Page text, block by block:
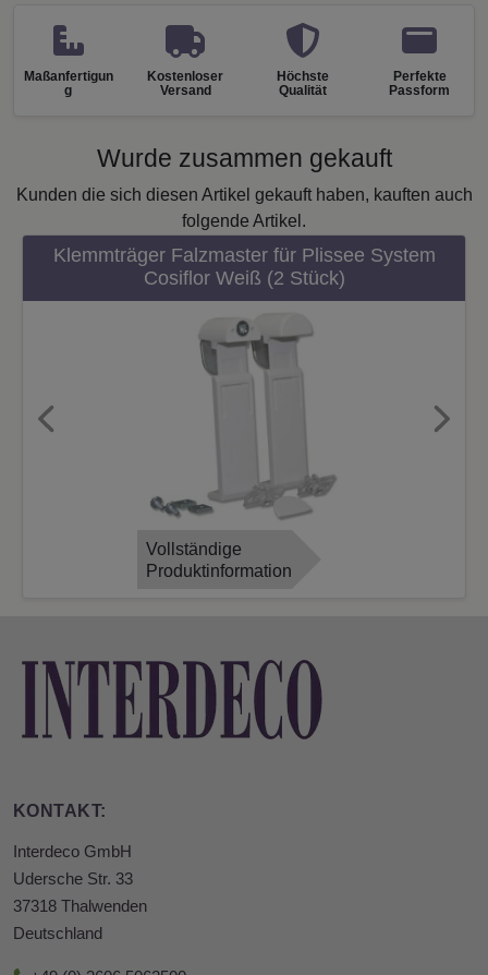
Maßanfertigun
g
Kostenloser
Versand
Höchste
Qualität
Perfekte
Passform
Wurde zusammen gekauft
Kunden die sich diesen Artikel gekauft haben, kauften auch
folgende Artikel.
Klemmträger Falzmaster für Plissee System
Cosiflor Weiß (2 Stück)
Vollständige
Produktinformation
Previous Next
KONTAKT:
Interdeco GmbH
Udersche Str. 33
37318 Thalwenden
Deutschland